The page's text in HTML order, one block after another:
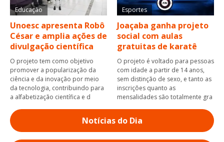
Educação
Unoesc apresenta Robô
César e amplia ações de
divulgação científica
O projeto tem como objetivo
promover a popularização da
ciência e da inovação por meio
da tecnologia, contribuindo para
a alfabetização científica e d
Esportes
Joaçaba ganha projeto
social com aulas
gratuitas de karatê
O projeto é voltado para pessoas
com idade a partir de 14 anos,
sem distinção de sexo, e tanto as
inscrições quanto as
mensalidades são totalmente gra
Notícias do Dia